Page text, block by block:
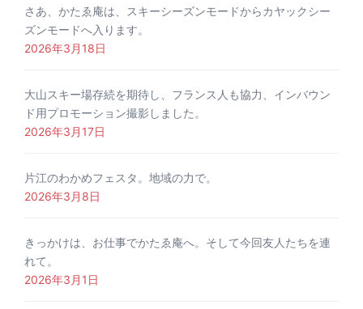
さあ、かたゑ庵は、スキーシーズンモードからカヤックシー
ズンモードへ入ります。
2026年3月18日
大山スキー場存続を期待し、フランス人も協力、インバウン
ド用プロモーション撮影しました。
2026年3月17日
片江のわかめフェスタ。地域の力で。
2026年3月8日
きっかけは、お仕事でかたゑ庵へ。そして今回友人たちを連
れて。
2026年3月1日